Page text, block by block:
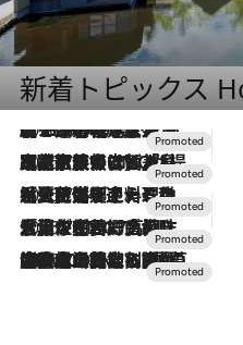
新着トピックス
2026.8.7
【トンボの足水浴】ヒノキの香りに包まれて涼感マックス！約13℃の湧水かけ流しを避暑地「星野温泉 トンボの湯」で体験
2026.7.31
【ホテル帰省】という選択肢をOMOが提案。家族とほどよい距離を保つには「昼は実家、夜は気兼ねなくホテルで！」
2026.7.24
【夏限定ディナーコース】旬を迎える稚鮎や花ズッキーニなどをイタリア・トスカーナの郷土料理の手法で満喫！
2026.7.17
「土佐和ハーブかき氷」がOMO7高知に登場！生姜、山椒、大葉など目にも舌にも涼を呼ぶ郷土の味
2026.7.10
NEW OPEN！【界 草津】名湯の地に誕生。趣の異なる2種の温泉と上州ならではの会席・蕎麦割烹など美食を味わう究極の癒やし旅